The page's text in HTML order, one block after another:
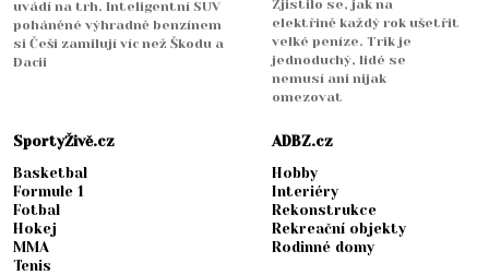
uvádí na trh. Inteligentní SUV
poháněné výhradně benzínem
si Češi zamilují víc než Škodu a
Dacii
Zjistilo se, jak na
elektřině každý rok ušetřit
velké peníze. Trik je
jednoduchý, lidé se
nemusí ani nijak
omezovat
SportyŽivě.cz
Basketbal
Formule 1
Fotbal
Hokej
MMA
Tenis
ADBZ.cz
Hobby
Interiéry
Rekonstrukce
Rekreační objekty
Rodinné domy